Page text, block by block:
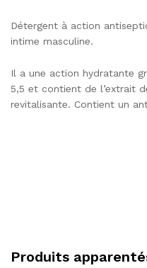
Détergent à action
intime masculine.
Il a une action hydratante
5,5 et contient de l’extrait
revitalisante. Contient un
Produits